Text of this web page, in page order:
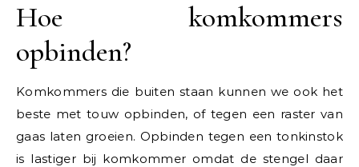
Hoe komkommers
opbinden?
Komkommers die buiten staan kunnen we ook het
beste met touw opbinden, of tegen een raster van
gaas laten groeien. Opbinden tegen een tonkinstok
is lastiger bij komkommer omdat de stengel daar